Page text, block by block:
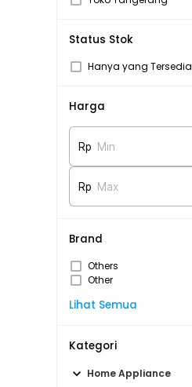
Status Stok
Hanya yang Tersedia
Harga
Rp Min
Rp Max
Brand
Others
Other
Lihat Semua
Kategori
Home Appliance